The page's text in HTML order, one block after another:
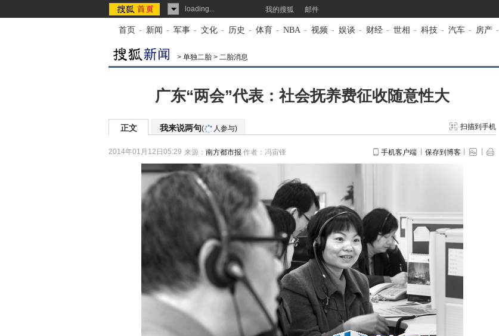
loading... 我的搜狐 邮件
首页 - 新闻 - 军事 - 文化 - 历史 - 体育 - NBA - 视频 - 娱谈 - 财经 - 世相 - 科技 - 汽车 - 房产 -
> 单独二胎 > 二胎消息
广东“两会”代表：社会抚养费征收随意性大
正文 我来说两句( 人参与) 扫描到手机
2014年01月12日05:29 来源： 南方都市报 作者：冯宙锋 手机客户端 保存到博客